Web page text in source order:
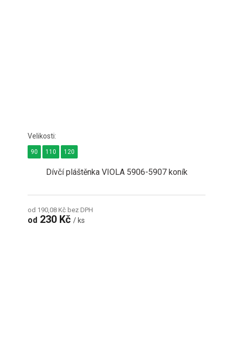
Dívčí pláštěnka VIOLA 5906-5907 koník
od 190,08 Kč bez DPH
od 230 Kč/ ks
90 110 120